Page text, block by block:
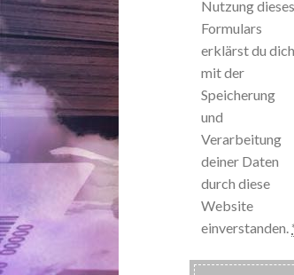
Nutzung dieses
Formulars
erklärst du dich
mit der
Speicherung
und
Verarbeitung
deiner Daten
durch diese
Website
einverstanden.